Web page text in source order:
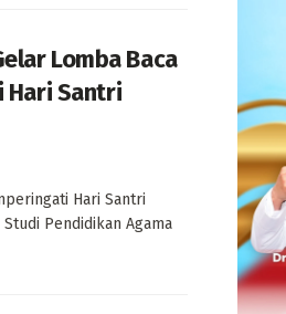
Lomba Baca
Hari Santri
Hari Santri
Pendidikan Agama